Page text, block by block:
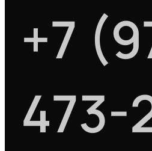
+7
473-